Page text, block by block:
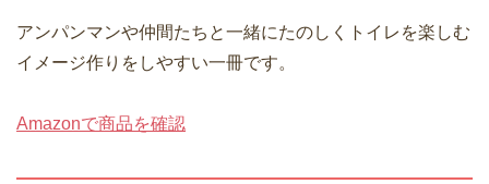
アンパンマンや仲間たちと一緒にたのしくトイレを楽しむ
イメージ作りをしやすい一冊です。
Amazonで商品を確認